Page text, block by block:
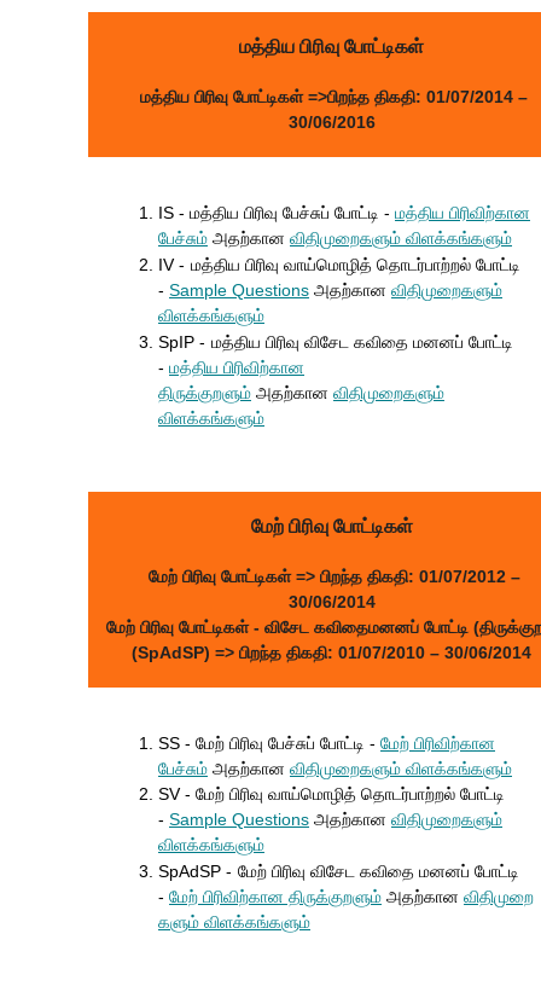
மத்திய பிரிவு போட்டிகள்
மத்திய பிரிவு போட்டிகள்=>பிறந்த திகதி: 01/07/2014 –
30/06/2016
IS - மத்திய பிரிவு பேச்சுப் போட்டி - மத்திய பிரிவிற்கான
பேச்சும் அதற்கான விதிமுறைகளும் விளக்கங்களும்
IV - மத்திய பிரிவு வாய்மொழித் தொடர்பாற்றல் போட்டி
- Sample Questions அதற்கான விதிமுறைகளும்
விளக்கங்களும்
SpIP - மத்திய பிரிவு விசேட கவிதை மனனப் போட்டி
- மத்திய பிரிவிற்கான
திருக்குறளும் அதற்கான விதிமுறைகளும்
விளக்கங்களும்
மேற் பிரிவு போட்டிகள்
மேற் பிரிவு போட்டிகள்=> பிறந்த திகதி: 01/07/2012 –
30/06/2014
மேற் பிரிவு போட்டிகள் - விசேட கவிதைமனனப் போட்டி
(SpAdSP) => பிறந்த திகதி: 01/07/2010 – 30/06/2014
SS - மேற் பிரிவு பேச்சுப் போட்டி - மேற் பிரிவிற்கான
பேச்சும் அதற்கான விதிமுறைகளும் விளக்கங்களும்
SV - மேற் பிரிவு வாய்மொழித் தொடர்பாற்றல் போட்டி
- Sample Questions அதற்கான விதிமுறைகளும்
விளக்கங்களும்
SpAdSP - மேற் பிரிவு விசேட கவிதை மனனப் போட்டி
- மேற் பிரிவிற்கான திருக்குறளும் அதற்கான விதிமுறை
களும் விளக்கங்களும்